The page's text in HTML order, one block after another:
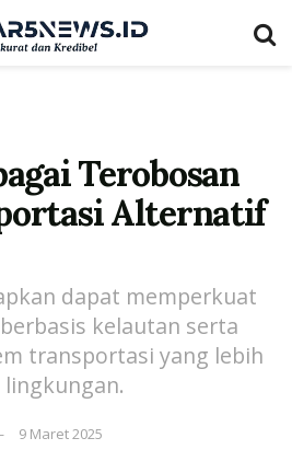
Terobosan
Alternatif
dapat memperkuat
kelautan serta
transportasi yang lebih
9 Maret 2025